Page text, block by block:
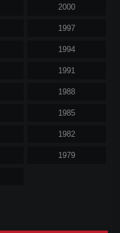
2000
1997
1994
1991
1988
1985
1982
1979